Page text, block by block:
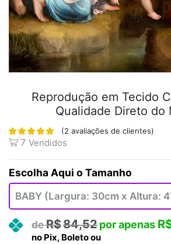
Reprodução em Tecido
Qualidade Direto do
(2 avaliações de clientes)
7 Vendidos
Tamanho
R$84,52
no Pix, Boleto ou